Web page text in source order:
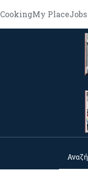
CookingMy Place